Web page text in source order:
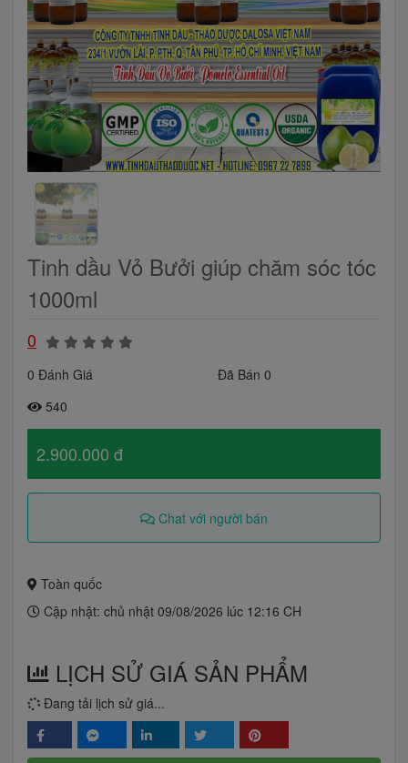
Tinh dầu Vỏ Bưởi giúp chăm sóc tóc
1000ml
0
0 Đánh Giá
Đã Bán 0
540
2.900.000 đ
Chat với người bán
Toàn quốc
Cập nhật: chủ nhật 09/08/2026 lúc 12:16 CH
LỊCH SỬ GIÁ SẢN PHẨM
Đang tải lịch sử giá...